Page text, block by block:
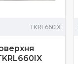
TKRL660IX